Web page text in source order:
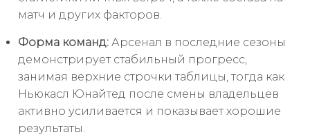
матч и других факторов.
Форма команд: Арсенал в последние сезоны
демонстрирует стабильный прогресс,
занимая верхние строчки таблицы, тогда как
Ньюкасл Юнайтед после смены владельцев
активно усиливается и показывает хорошие
результаты.